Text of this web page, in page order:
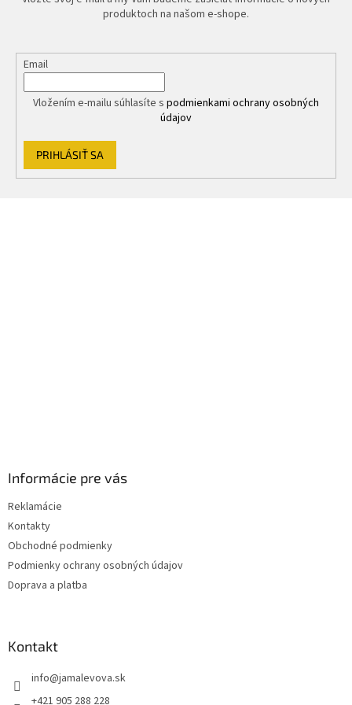
produktoch na našom e-shope.
Email
Vložením e-mailu súhlasíte s podmienkami ochrany osobných
údajov
PRIHLÁSIŤ SA
Informácie pre vás
Reklamácie
Kontakty
Obchodné podmienky
Podmienky ochrany osobných údajov
Doprava a platba
Kontakt
info@jamalevova.sk
+421 905 288 228